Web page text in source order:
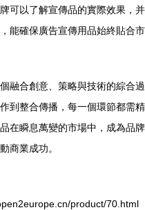
可以了解宣傳品的實際效果，并
能確保廣告宣傳用品始終貼合市
融合創意、策略與技術的綜合過
到整合傳播，每一個環節都需精
在瞬息萬變的市場中，成為品牌
商業成功。
product/70.html